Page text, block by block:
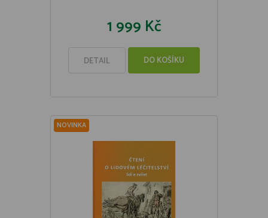
1 999 Kč
DETAIL DO KOŠÍKU
NOVINKA